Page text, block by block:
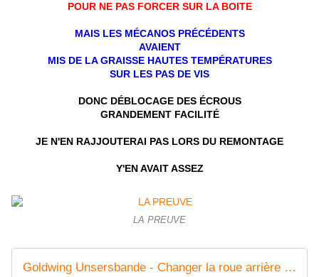
POUR NE PAS FORCER SUR LA BOITE
MAIS LES MÉCANOS PRÉCÉDENTS
AVAIENT
MIS DE LA GRAISSE HAUTES TEMPÉRATURES
SUR LES PAS DE VIS
DONC DÉBLOCAGE DES ÉCROUS
GRANDEMENT FACILITÉ
JE N'EN RAJJOUTERAI PAS LORS DU REMONTAGE
Y'EN AVAIT ASSEZ
LA PREUVE
Goldwing Unsersbande - Changer la roue arrière / rear wheel 1800 1